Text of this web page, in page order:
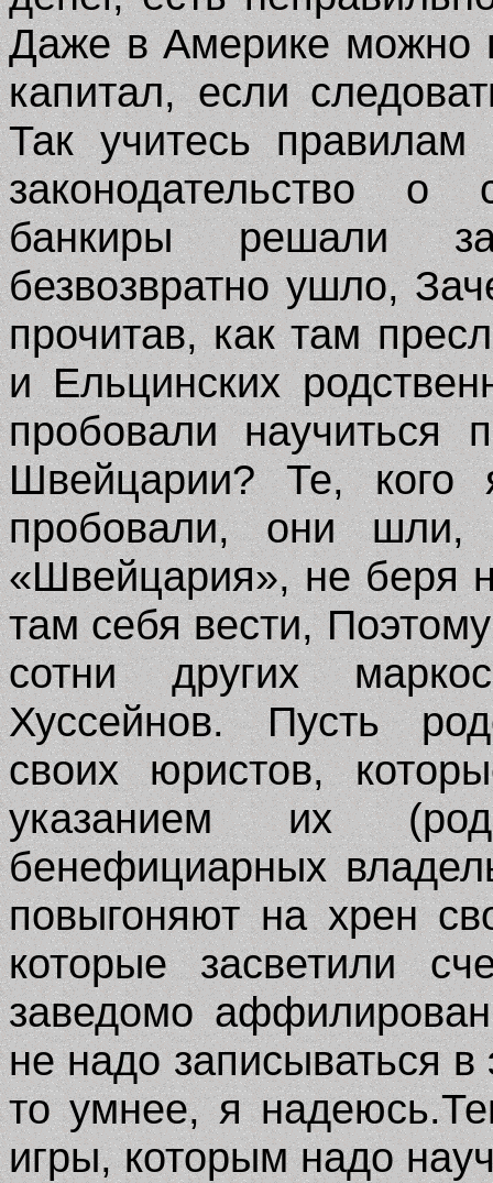
Даже в Америке можно
капитал, если
Так учитесь
законодательство о
банкиры решали
безвозвратно ушло,
прочитав, как там
и Ельцинских
пробовали научиться
Швейцарии? Те, кого
пробовали, они шли,
«Швейцария», не беря
там себя вести,
сотни других
Хуссейнов. Пусть
своих юристов,
указанием их
бенефициарных
повыгоняют на хрен
которые засветили
заведомо
не надо записываться
то умнее, я
игры, которым надо